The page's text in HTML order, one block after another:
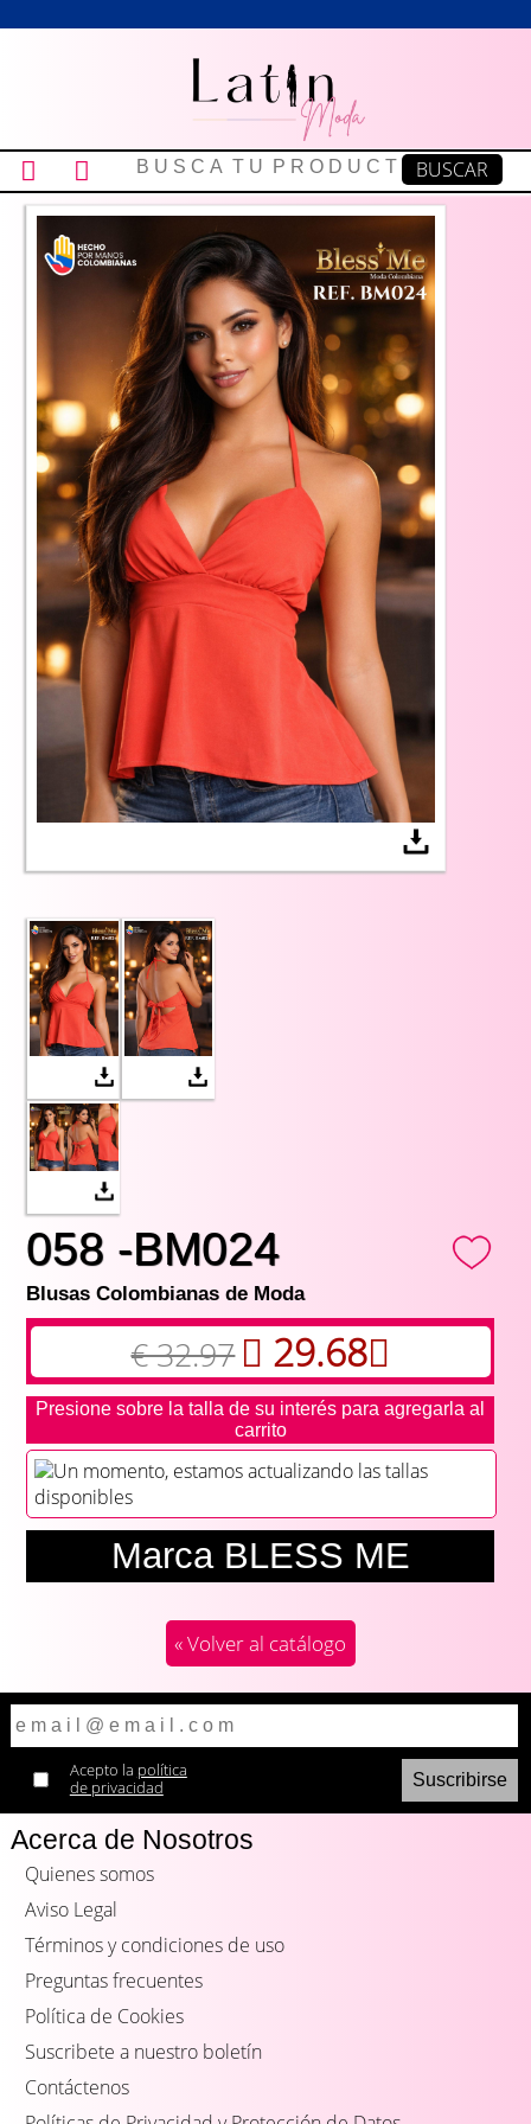
058 -BM024
Blusas Colombianas de Moda
€ 32.97 29.68
Presione sobre la talla de su interés para agregarla al
carrito
Un momento, estamos actualizando las tallas
disponibles
Marca BLESS ME
« Volver al catálogo
Acepto la política
de privacidad
Acerca de Nosotros
Quienes somos
Aviso Legal
Términos y condiciones de uso
Preguntas frecuentes
Política de Cookies
Suscribete a nuestro boletín
Contáctenos